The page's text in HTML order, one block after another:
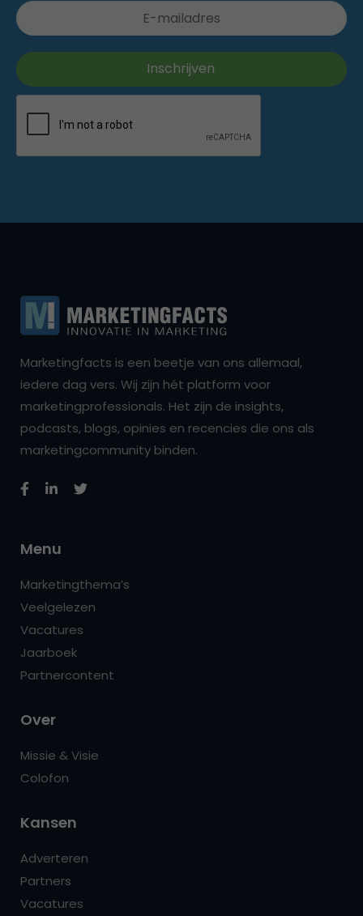
Marketingfacts is een beetje van ons allemaal,
iedere dag vers. Wij zijn hét platform voor
marketingprofessionals. Het zijn de insights,
podcasts, blogs, opinies en recencies die ons als
marketingcommunity binden.
Menu
Marketingthema’s
Veelgelezen
Vacatures
Jaarboek
Partnercontent
Over
Missie & Visie
Colofon
Kansen
Adverteren
Partners
Vacatures